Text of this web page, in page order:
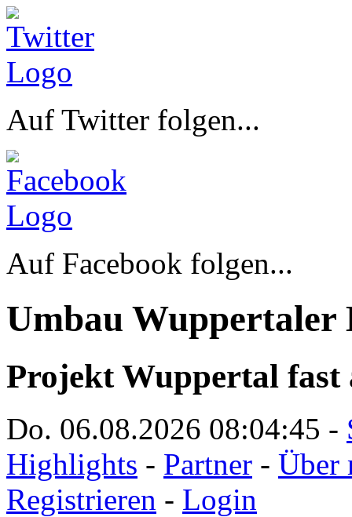
Auf Twitter folgen...
Auf Facebook folgen...
Umbau Wuppertaler
Projekt Wuppertal fast
Do. 06.08.2026 08:04:45 -
Highlights - Partner - Über
Registrieren - Login